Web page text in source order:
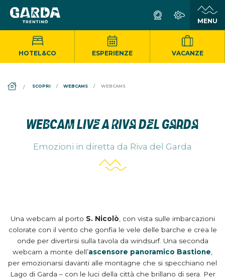
HOTEL&CO ESPERIENZE VACANZE
DS_BREADCRUMB.HOME
SCOPRI WEBCAMS WEBCAMS
WEBCAM LIVE A RIVA DEL GARDA
Emozioni in diretta da Riva del Garda
Una webcam al porto S. Nicolò , con vista sulle imbarcazioni
colorate con il vento che gonfia le vele delle barche e crea le
onde per divertirsi sulla tavola da windsurf. Una seconda
webcam a monte dell’ascensore panoramico Bastione
per emozionarsi davanti alle montagne che si specchiano nel
Lago di Garda – con le luci della città che brillano di sera. Per